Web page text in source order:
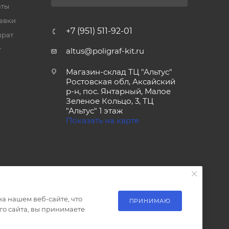
+7 (951) 511-92-01
altus@poligraf-kit.ru
Магазин-склад ТЦ "Альтус"
Ростовская обл, Аксайский
р-н, пос. Янтарный, Малое
Зеленое Кольцо, 3, ТЦ
"Альтус" 1 этаж
Показать на карте
нашем веб-сайте, что
сайта, вы принимаете
ПРИНИМАЮ